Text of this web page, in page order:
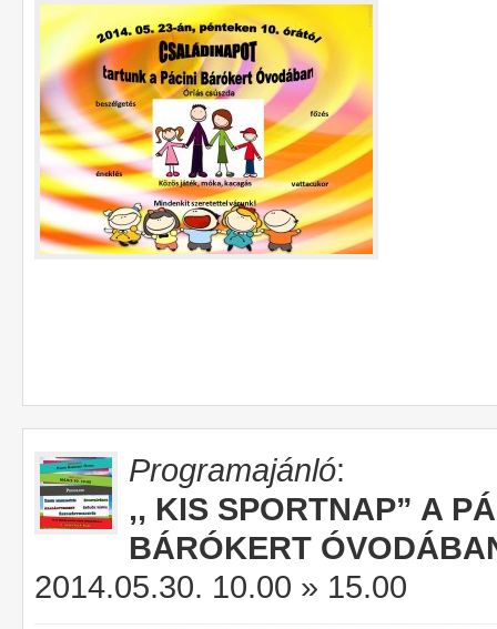
Programajánló:
,, KIS SPORTNAP” A
BÁRÓKERT
2014.05.30. 10.00 » 15.00